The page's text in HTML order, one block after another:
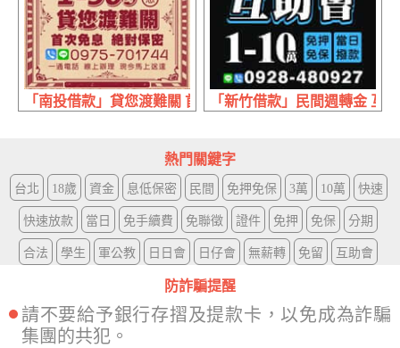
「南投借款」貸您渡難關 首次免息絕對保密 | 1~50萬 利率
「新竹借款」民間週轉金 互
熱門關鍵字
台北 18歲 資金 息低保密 民間 免押免保 3萬 10萬 快速
快速放款 當日 免手續費 免聯徵 證件 免押 免保 分期
合法 學生 軍公教 日日會 日仔會 無薪轉 免留 互助會
防詐騙提醒
請不要給予銀行存摺及提款卡，以免成為詐騙
集團的共犯。